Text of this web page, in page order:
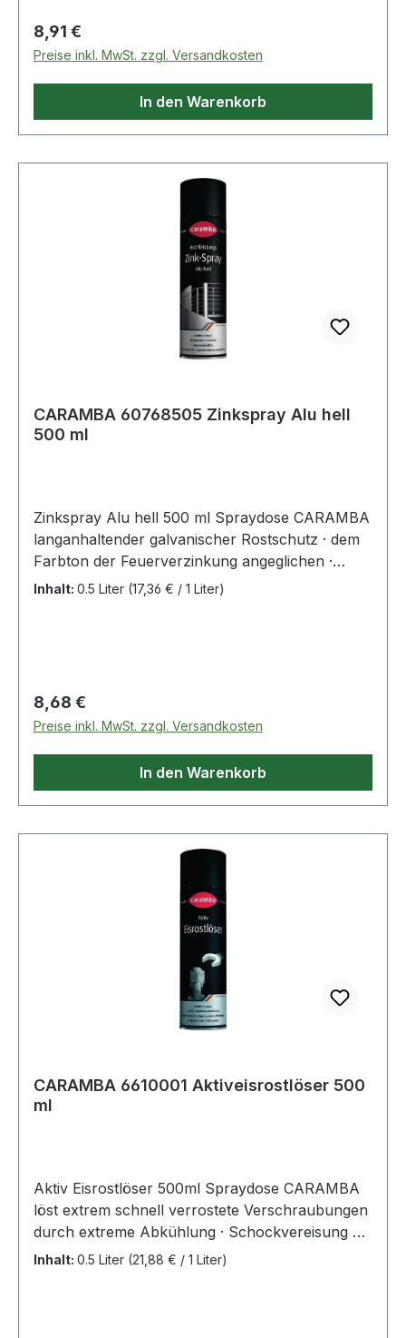
Weitere technische Eigenschaften: · Farbe:
mattgrau · Gebinde: Spraydose
Regulärer Preis:
8,91 €
Preise inkl. MwSt. zzgl. Versandkosten
In den Warenkorb
CARAMBA 60768505 Zinkspray Alu hell
500 ml
Zinkspray Alu hell 500 ml Spraydose CARAMBA
langanhaltender galvanischer Rostschutz · dem
Farbton der Feuerverzinkung angeglichen ·
durchschweißbar · über 144 Std. Schutzwirkung
· schnelltrocknend · gut schleifbarWeitere
technische Eigenschaften:· Gebinde: Spraydose
Inhalt: 0.5 Liter (17,36 € / 1 Liter)
Regulärer Preis:
8,68 €
Preise inkl. MwSt. zzgl. Versandkosten
In den Warenkorb
CARAMBA 6610001 Aktiveisrostlöser 500
ml
Aktiv Eisrostlöser 500ml Spraydose CARAMBA
löst extrem schnell verrostete Verschraubungen
durch extreme Abkühlung · Schockvereisung bis
-35°C · beim Kälteschock entstehen mikrofeine
Inhalt: 0.5 Liter (21,88 € / 1 Liter)